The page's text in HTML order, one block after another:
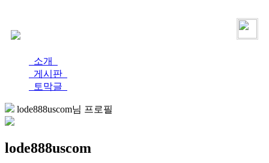
소개
게시판
토막글
lode888uscom님 프로필
lode888uscom